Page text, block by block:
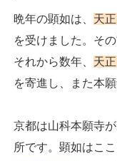
晩年の顕如は、 天
を受けました。そ
それから数年、 天
を寄進し、また本
京都は山科本願寺
所です。顕如はこ